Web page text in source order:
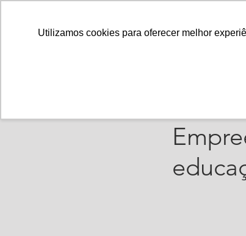
Utilizamos cookies para oferecer melhor